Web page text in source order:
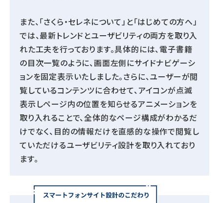
また、「さくら・セレネについて」と「はじめての方へ」
では、最新トレンドとユーザビリティの両方を取り入
れた工夫を行っております。具体的には、電子書籍
の目次一覧のように、画面左側にサイドナビゲーシ
ョンを固定表示いたしました。さらに、ユーザーが閲
覧しているコンテンツに合わせて、アイコンが点滅
表示しページ内の位置を知らせるアニメーションを
取り入れることで、全体的なページ構成がわかるだ
けでなく、目的の情報だけを直感的な操作で閲覧し
ていただけるユーザビリティ設計を取り入れており
ます。